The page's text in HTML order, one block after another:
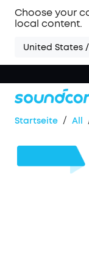
Choose your
local content.
United States
Startseite / All